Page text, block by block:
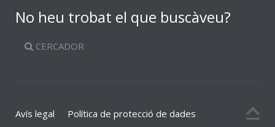
No heu trobat el que buscàveu?
CERCADOR
Avís legal
Política de protecció de dades